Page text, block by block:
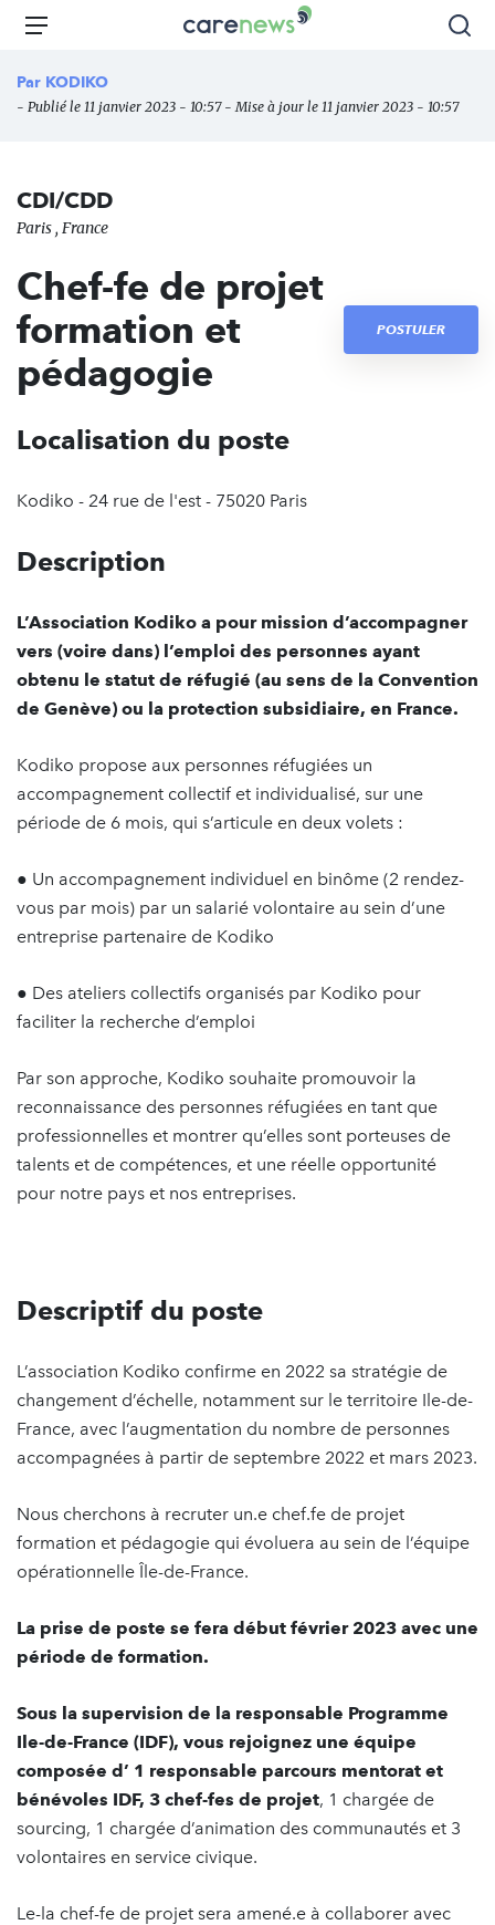
Aller
principal
Carenews,
des
Menu
Par KODIKO
- Publié le 11 janvier 2023 - 10:57 - Mise à jour le 11 janvier 2023 - 10:57
CDI/CDD
Paris , France
Chef-fe de projet
formation et
pédagogie
POSTULER
Localisation du poste
Kodiko - 24 rue de l'est - 75020 Paris
Description
L’Association Kodiko a pour mission d’accompagner
vers (voire dans) l’emploi des personnes ayant
obtenu le statut de réfugié (au sens de la Convention
de Genève) ou la protection subsidiaire, en France.
Kodiko propose aux personnes réfugiées un
accompagnement collectif et individualisé, sur une
période de 6 mois, qui s’articule en deux volets :
● Un accompagnement individuel en binôme (2 rendez-
vous par mois) par un salarié volontaire au sein d’une
entreprise partenaire de Kodiko
● Des ateliers collectifs organisés par Kodiko pour
faciliter la recherche d’emploi
Par son approche, Kodiko souhaite promouvoir la
reconnaissance des personnes réfugiées en tant que
professionnelles et montrer qu’elles sont porteuses de
talents et de compétences, et une réelle opportunité
pour notre pays et nos entreprises.
Descriptif du poste
L’association Kodiko confirme en 2022 sa stratégie de
changement d’échelle, notamment sur le territoire Ile-de-
France, avec l’augmentation du nombre de personnes
accompagnées à partir de septembre 2022 et mars 2023.
Nous cherchons à recruter un.e chef.fe de projet
formation et pédagogie qui évoluera au sein de l’équipe
opérationnelle Île-de-France.
La prise de poste se fera début février 2023 avec une
période de formation.
Sous la supervision de la responsable Programme
Ile-de-France (IDF), vous rejoignez une équipe
composée d’ 1 responsable parcours mentorat et
bénévoles IDF, 3 chef-fes de projet, 1 chargée de
sourcing, 1 chargée d’animation des communautés et 3
volontaires en service civique.
Le-la chef-fe de projet sera amené.e à collaborer avec